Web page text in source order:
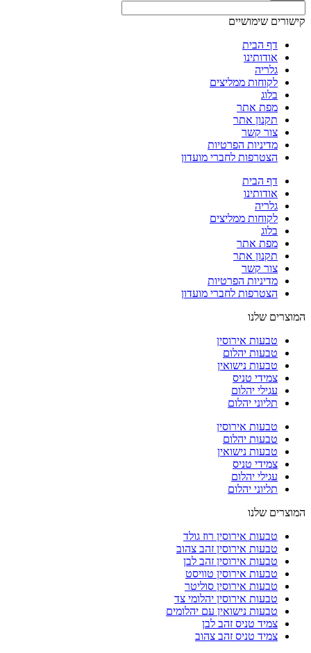
קישורים שימושיים
דף הבית
אודותינו
גלריה
לקוחות ממליצים
בלוג
מפת אתר
תקנון אתר
צור קשר
מדיניות הפרטיות
הצטרפות לחברי מועדון
דף הבית
אודותינו
גלריה
לקוחות ממליצים
בלוג
מפת אתר
תקנון אתר
צור קשר
מדיניות הפרטיות
הצטרפות לחברי מועדון
המוצרים שלנו
טבעות אירוסין
טבעות יהלום
טבעות נישואין
צמידי טניס
עגילי יהלום
תליוני יהלום
טבעות אירוסין
טבעות יהלום
טבעות נישואין
צמידי טניס
עגילי יהלום
תליוני יהלום
המוצרים שלנו
טבעות אירוסין רוז גולד
טבעות אירוסין זהב צהוב
טבעות אירוסין זהב לבן
טבעות אירוסין טוויסט
טבעות אירוסין סוליטר
טבעות אירוסין יהלומי צד
טבעות נישואין עם יהלומים
צמיד טניס זהב לבן
צמיד טניס זהב צהוב